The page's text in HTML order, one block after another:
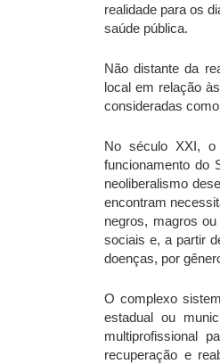
realidade para os
saúde pública.
Não distante da
local em relação
consideradas
No século XXI, o
funcionamento do
neoliberalismo
encontram
negros, magros
sociais e, a partir
doenças, por
O complexo
estadual ou
multiprofissional
recuperação e